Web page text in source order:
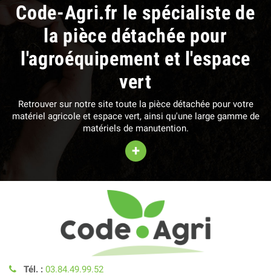
Code-Agri.fr le spécialiste de
la pièce détachée pour
l'agroéquipement et l'espace
vert
Retrouver sur notre site toute la pièce détachée pour votre
matériel agricole et espace vert, ainsi qu'une large gamme de
matériels de manutention.
+
Tél. : 03.84.49.99.52